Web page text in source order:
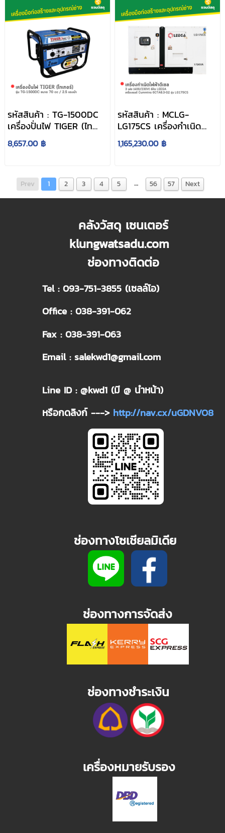
รหัสสินค้า : TG-1500DC
เครื่องปั่นไฟ TIGER (ไท
เกอร์) รุ่น TG-1500DC
ขนาด 70 cc / 2.5 แรงม้า
8,657.00 ฿
รหัสสินค้า : MCLG-
LG175CS เครื่องกำเนิด
ไฟฟ้าดีเซล LEEGA :
LG175CS
1,165,230.00 ฿
Prev 1 2 3 4 5 … 56 57 Next
คลังวัสดุ เซนเตอร์
klungwatsadu.com
ช่องทางติดต่อ
Tel : 093-751-3855 (เซลล์โอ)
Office : 038-391-062
Fax : 038-391-063
Email : salekwd1@gmail.com
Line ID : @kwd1 (มี @ นำหน้า)
หรือกดลิงก์ ---> http://nav.cx/uGDNVO8
ช่องทางโซเชียลมิเดีย
ช่องทางการจัดส่ง
ช่องทางชำระเงิน
เครื่องหมายรับรอง